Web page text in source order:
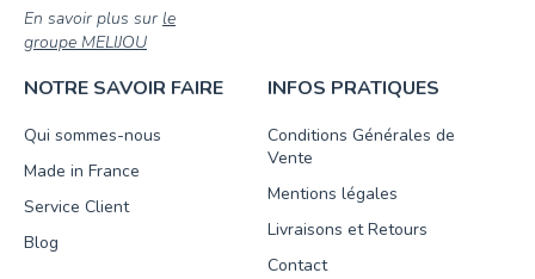
En savoir plus sur le
groupe MELIJOU
NOTRE SAVOIR FAIRE
Qui sommes-nous
Made in France
Service Client
Blog
INFOS PRATIQUES
Conditions Générales de
Vente
Mentions légales
Livraisons et Retours
Contact